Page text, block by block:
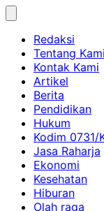
Skip
contentRedaksi
Tentang Kami
Kontak Kami
Artikel
Berita
Pendidikan
Hukum
Kodim 0731/
Jasa Raharja
Ekonomi
Kesehatan
Hiburan
Olah raga